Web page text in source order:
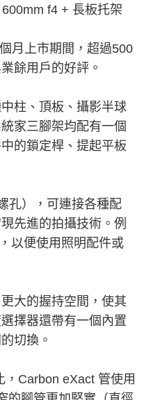
f4 + 長板托架
月上市期間，超過500
餘用戶的好評。
柱、頂板、攝影半球
家三腳架均配有一個
的鎖定桿、提起平板
孔），可連接各種配
先進的拍攝技術。例
以便使用照明配件或
大的握持空間，使其
擇器還帶有一個內置
切換。
Carbon eXact 管使用